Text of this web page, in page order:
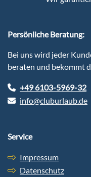
Persönliche Beratung:
Bei uns wird jeder
beraten und bekommt
+49 6103-5969-32
info@cluburlaub.de
Service
Impressum
Datenschutz